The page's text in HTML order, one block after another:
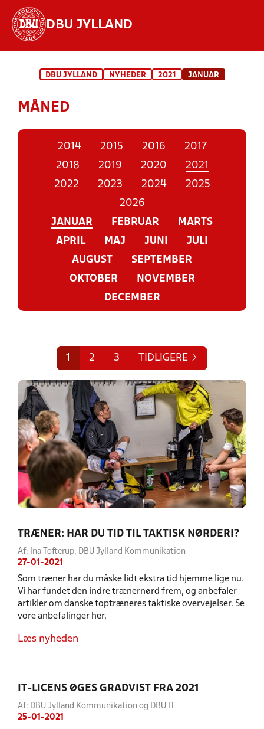
DBU JYLLAND
STILLINGER, RESULTATER, KLUBBER OG
DBU JYLLAND NYHEDER 2021 JANUAR
MÅNED
2014 2015 2016
2017
2018
2019 2020
2021
2022
2023 2024
2025
2026
JANUAR
FEBRUAR
MARTS
APRIL
MAJ JUNI
JULI
AUGUST
SEPTEMBER
OKTOBER
NOVEMBER
DECEMBER
1 2 3 TIDLIGERE
TRÆNER: HAR DU TID TIL TAKTISK NØRDERI?
Af: Ina Tofterup, DBU Jylland Kommunikation
27-01-2021
Som træner har du måske lidt ekstra tid hjemme lige nu.
Vi har fundet den indre trænernørd frem, og anbefaler
artikler om danske toptræneres taktiske overvejelser. Se
vore anbefalinger her.
Læs nyheden
IT-LICENS ØGES GRADVIST FRA 2021
Af: DBU Jylland Kommunikation og DBU IT
25-01-2021